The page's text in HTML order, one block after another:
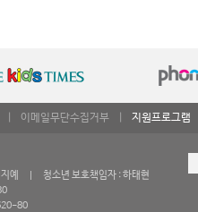
이메일무단수집거부 지원프로그램
예 | 청소년 보호책임자 : 하태현
80